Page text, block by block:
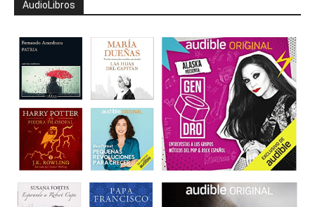
AudioLibros